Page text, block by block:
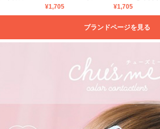
¥1,705 ¥1,705
ブランドページを見る